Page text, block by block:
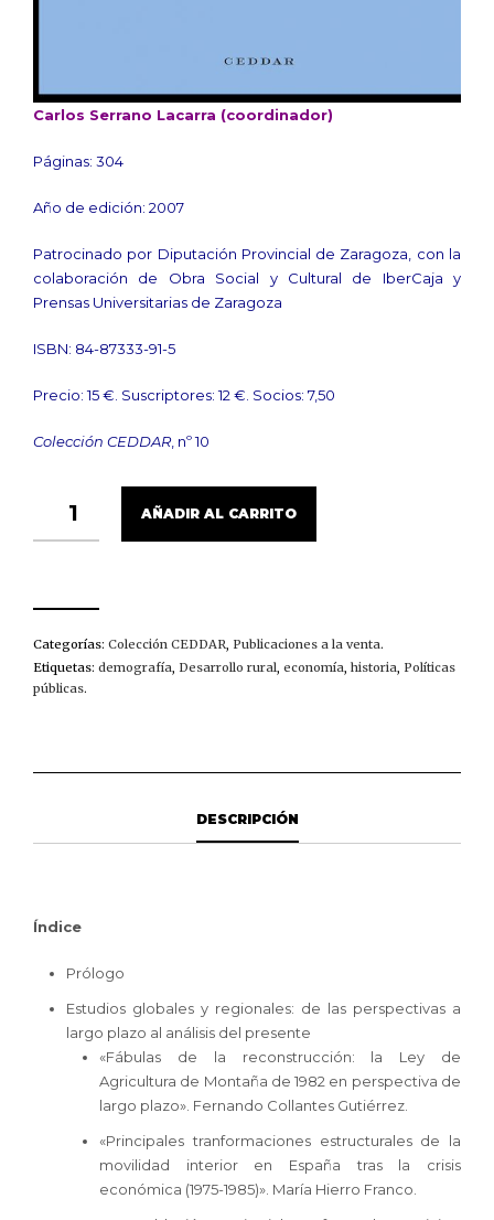
Carlos Serrano Lacarra (coordinador)
Páginas: 304
Año de edición: 2007
Patrocinado por Diputación Provincial de Zaragoza, con la
colaboración de Obra Social y Cultural de IberCaja y
Prensas Universitarias de Zaragoza
ISBN: 84-87333-91-5
Precio: 15 €. Suscriptores: 12 €. Socios: 7,50
Colección CEDDAR, nº 10
TERRITORIO
AÑADIR AL CARRITO
Categorías: Colección CEDDAR Publicaciones a la venta.
Etiquetas: demografía Desarrollo rural economía historia Políticas
públicas.
DESCRIPCIÓN
Índice
Prólogo
Estudios globales y regionales: de las perspectivas a
largo plazo al análisis del presente
«Fábulas de la reconstrucción: la Ley de
Agricultura de Montaña de 1982 en perspectiva de
largo plazo». Fernando Collantes Gutiérrez.
«Principales tranformaciones estructurales de la
movilidad interior en España tras la crisis
económica (1975-1985)». María Hierro Franco.